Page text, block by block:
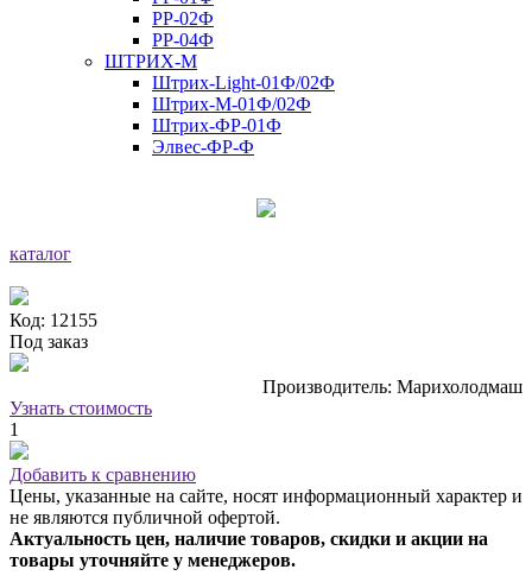
РР-02Ф
РР-04Ф
ШТРИХ-М
Штрих-Light-01Ф/02Ф
Штрих-М-01Ф/02Ф
Штрих-ФР-01Ф
Элвес-ФР-Ф
каталог
Код: 12155
Под заказ
Производитель: Марихолодмаш
Узнать стоимость
1
Добавить к сравнению
Цены, указанные на сайте, носят информационный характер и
не являются публичной офертой.
Актуальность цен, наличие товаров, скидки и акции на
товары уточняйте у менеджеров.